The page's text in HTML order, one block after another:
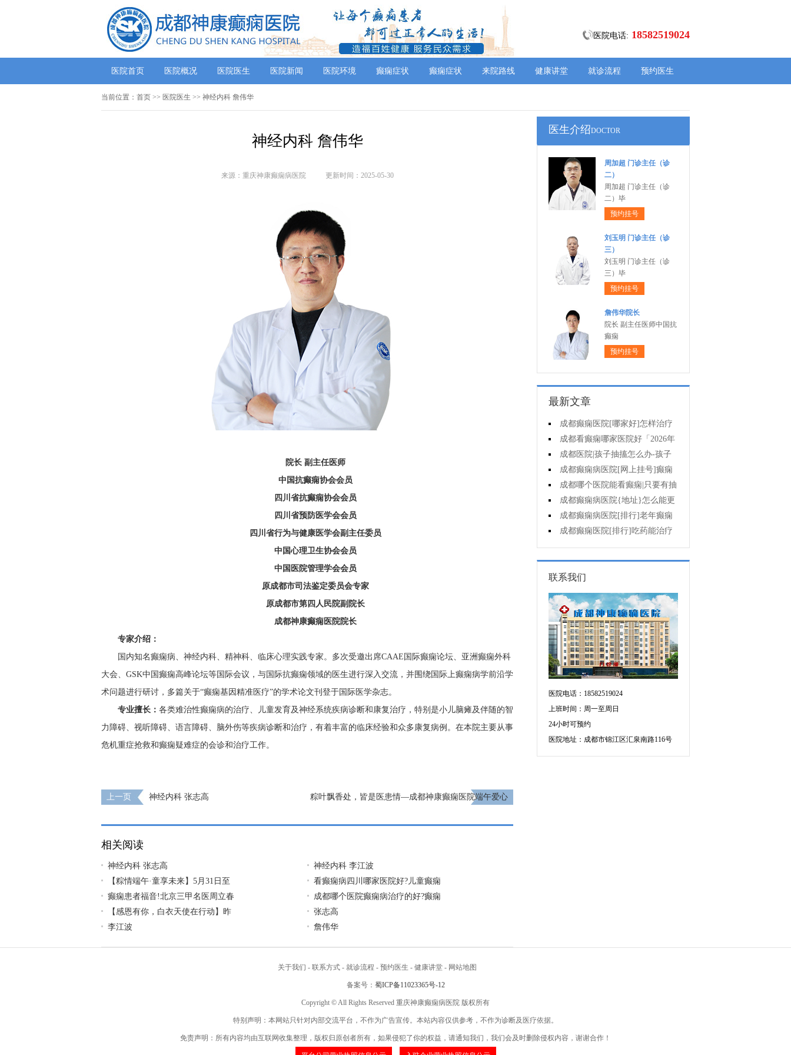
医院电话: 18582519024
医院首页 医院概况 医院医生 医院新闻 医院环境 癫痫症状 癫痫症状 来院路线 健康讲堂 就诊流程 预约医生
当前位置： 首页 >> 医院医生 >> 神经内科 詹伟华
神经内科 詹伟华
来源：重庆神康癫痫病医院 更新时间：2025-05-30
院长 副主任医师
中国抗癫痫协会会员
四川省抗癫痫协会会员
四川省预防医学会会员
四川省行为与健康医学会副主任委员
中国心理卫生协会会员
中国医院管理学会会员
原成都市司法鉴定委员会专家
原成都市第四人民院副院长
成都神康癫痫医院院长
专家介绍：
国内知名癫痫病、神经内科、精神科、临床心理实践专家。多次受邀出席CAAE国际癫痫论坛、亚洲癫痫外科
大会、GSK中国癫痫高峰论坛等国际会议，与国际抗癫痫领域的医生进行深入交流，并围绕国际上癫痫病学前沿学
术问题进行研讨，多篇关于“癫痫基因精准医疗”的学术论文刊登于国际医学杂志。
专业擅长： 各类难治性癫痫病的治疗、儿童发育及神经系统疾病诊断和康复治疗，特别是小儿脑瘫及伴随的智
力障碍、视听障碍、语言障碍、脑外伤等疾病诊断和治疗，有着丰富的临床经验和众多康复病例。在本院主要从事
危机重症抢救和癫痫疑难症的会诊和治疗工作。
上一页 神经内科 张志高
粽叶飘香处，皆是医患情—成都神康癫痫医院端午爱心
相关阅读
神经内科 张志高
神经内科 李江波
【粽情‌端午·童享未来】5月31日至
看癫痫病四川哪家医院好?儿童癫痫
癫痫患者福音!北京三甲名医周立春
成都哪个医院癫痫病治疗的好?癫痫
【感恩有你，白衣天使在行动】昨
张志高
李江波
詹伟华
医生介绍DOCTOR
周加超 门诊主任（诊
二）
周加超 门诊主任（诊
二）毕
预约挂号
刘玉明 门诊主任（诊
三）
刘玉明 门诊主任（诊
三）毕
预约挂号
詹伟华院长
院长 副主任医师中国抗
癫痫
预约挂号
最新文章
成都癫痫医院[哪家好]怎样治疗
癫痫可以好?
成都看癫痫哪家医院好「2026年
度公布」癫痫病人的饮食禁忌
成都医院|孩子抽搐怎么办-孩子
得癫痫后能出门吗?
成都癫痫病医院[网上挂号]癫痫
对孩子的伤害有什么?
成都哪个医院能看癫痫|只要有抽
搐就是癫痫病吗?
成都癫痫病医院{地址}怎么能更
有效治癫痫?
成都癫痫病医院[排行]老年癫痫
增多的原因是什么?
成都癫痫医院[排行]吃药能治疗
好癫痫吗?
联系我们
医院电话：18582519024
上班时间：周一至周日
24小时可预约
医院地址：成都市锦江区汇泉南路116号
关于我们 - 联系方式 - 就诊流程 - 预约医生 - 健康讲堂 - 网站地图
备案号： 蜀ICP备11023365号-12
Copyright © All Rights Reserved 重庆神康癫痫病医院 版权所有
特别声明：本网站只针对内部交流平台，不作为广告宣传。本站内容仅供参考，不作为诊断及医疗依据。
免责声明：所有内容均由互联网收集整理，版权归原创者所有，如果侵犯了你的权益，请通知我们，我们会及时删除侵权内容，谢谢合作！